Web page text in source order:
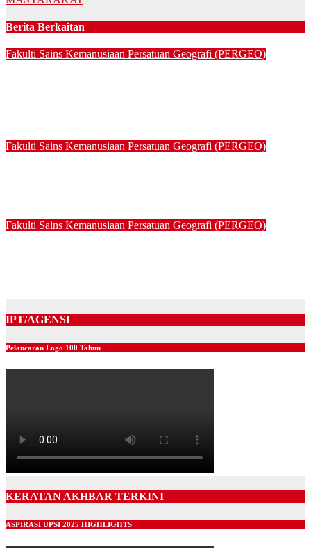
Berita Berkaitan
Fakulti Sains Kemanusiaan Persatuan Geografi (PERGEO)
Fakulti Sains Kemanusiaan Persatuan Geografi (PERGEO)
Fakulti Sains Kemanusiaan Persatuan Geografi (PERGEO)
IPT/AGENSI
Pelancaran Logo 100 Tahun
KERATAN AKHBAR TERKINI
ASPIRASI UPSI 2025 HIGHLIGHTS